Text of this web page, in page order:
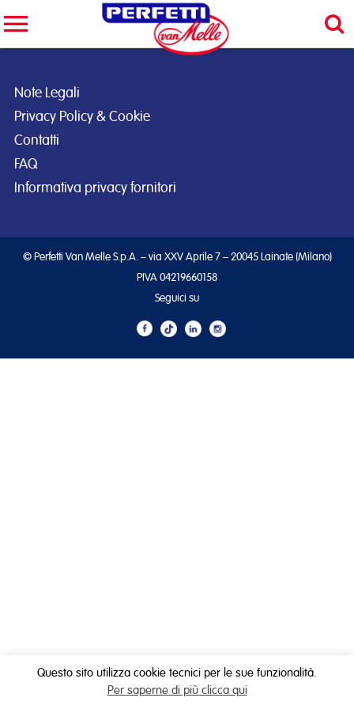
Note Legali
Privacy Policy & Cookie
Contatti
FAQ
Informativa privacy fornitori
© Perfetti Van Melle S.p.A. – via XXV Aprile 7 – 20045 Lainate (Milano)
PIVA 04219660158
Seguici su
Questo sito utilizza cookie tecnici per le sue funzionalità.
Per saperne di più clicca qui